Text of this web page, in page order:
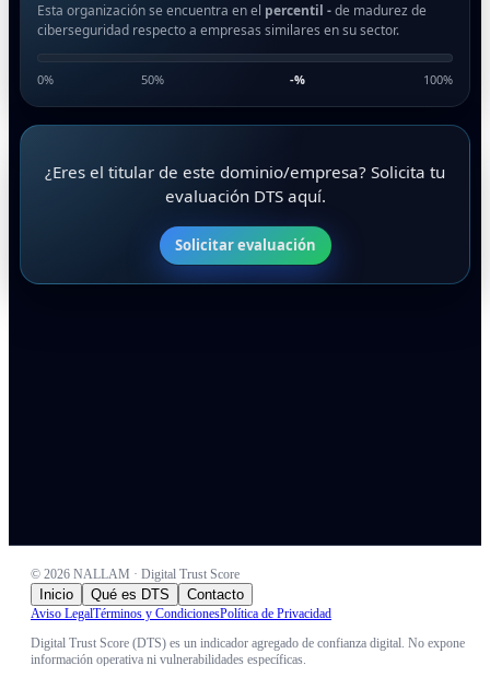
Esta organización se encuentra en el percentil -de madurez de
ciberseguridad respecto a empresas similares en su sector.
0% 50% -% 100%
¿Eres el titular de este dominio/empresa? Solicita tu
evaluación DTS aquí.
Solicitar evaluación
© 2026 NALLAM · Digital Trust Score
Inicio Qué es DTS Contacto
Aviso LegalTérminos y CondicionesPolítica de Privacidad
Digital Trust Score (DTS) es un indicador agregado de confianza digital. No expone
información operativa ni vulnerabilidades específicas.